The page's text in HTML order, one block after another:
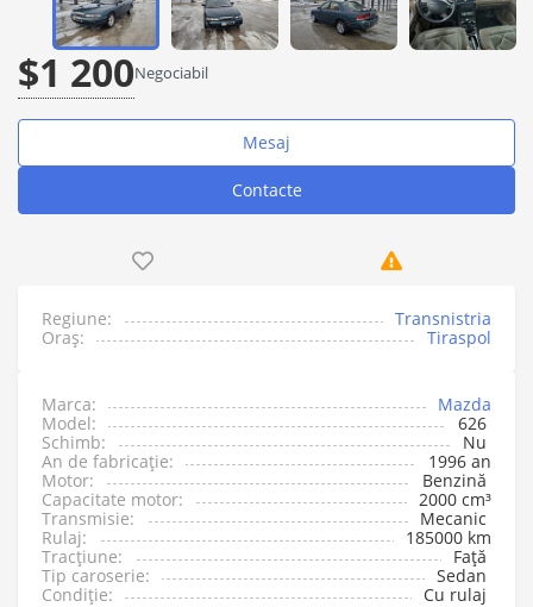
$1 200Negociabil
Mesaj
Contacte
Regiune:
Transnistria
Oraș:
Tiraspol
Marca:
Mazda
Model:
626
Schimb:
Nu
An de fabricație:
1996 an
Motor:
Benzină
Capacitate motor:
2000 cm³
Transmisie:
Mecanic
Rulaj:
185000 km
Tracțiune:
Față
Tip caroserie:
Sedan
Condiție:
Cu rulaj